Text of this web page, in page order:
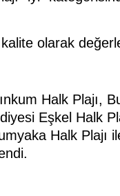
olarak
Halk Plajı,
Eşkel Halk
Halk Plajı